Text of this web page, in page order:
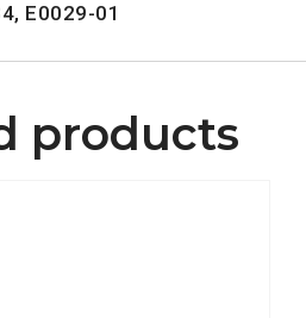
E0029-01
products